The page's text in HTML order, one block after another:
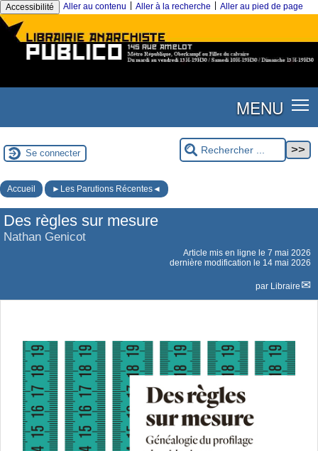
Accessibilité Aller au contenu Aller à la recherche Aller au pied de page
MENU
Se connecter
Accueil ►Les Parutions Récentes◄
Des règles sur mesure
Nathan Genicot
Article mis en ligne le 7 mai 2026
dernière modification le 14 mai 2026
par Libraire